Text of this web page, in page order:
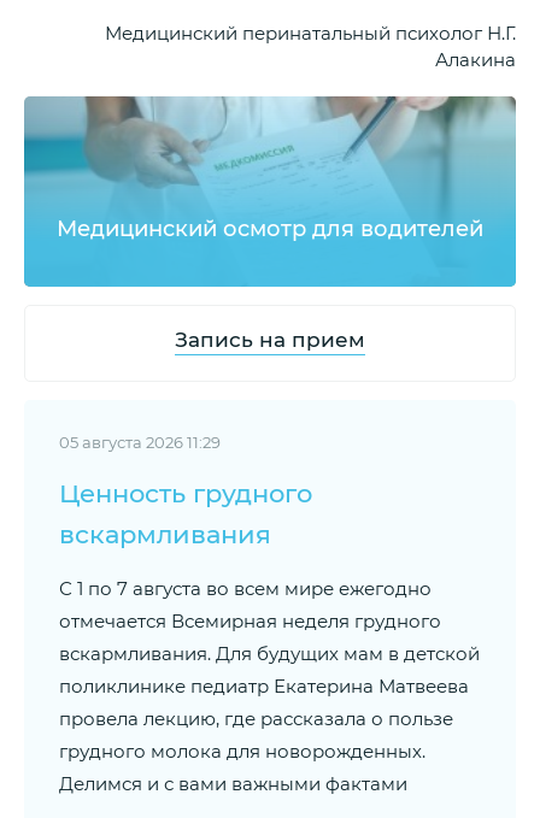
Медицинский перинатальный психолог Н.Г.
Алакина
Медицинский осмотр для водителей
Запись на прием
05 августа 2026 11:29
Ценность грудного
вскармливания
С 1 по 7 августа во всем мире ежегодно
отмечается Всемирная неделя грудного
вскармливания. Для будущих мам в детской
поликлинике педиатр Екатерина Матвеева
провела лекцию, где рассказала о пользе
грудного молока для новорожденных.
Делимся и с вами важными фактами